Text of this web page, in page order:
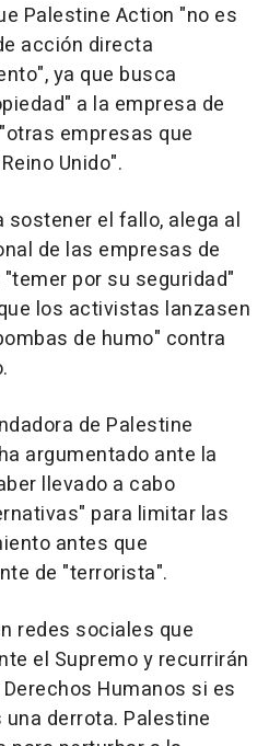
Palestine Action "no es
acción directa
ya que busca
a la empresa de
empresas que
Unido".
sostener el fallo, alega al
de las empresas de
por su seguridad"
los activistas lanzasen
de humo" contra
de Palestine
argumentado ante la
llevado a cabo
para limitar las
antes que
de "terrorista".
redes sociales que
el Supremo y recurrirán
Humanos si es
derrota. Palestine